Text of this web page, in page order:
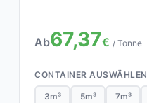
Ab67,37€ / Tonne
CONTAINER AUSWÄHLEN
3m³ 5m³ 7m³